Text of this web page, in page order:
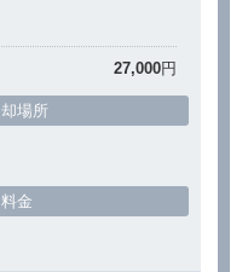
27,000円
場所
金